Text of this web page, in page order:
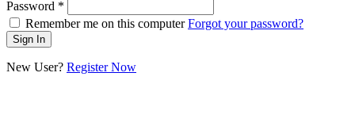
Password *
Remember me on this computerForgot your password?
New User? Register Now